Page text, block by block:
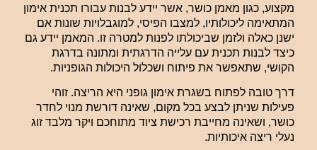
מקצוע, כגון מאמן כושר, אשר יידע לבנות עבורו תכנית אימון
המתאימה ליכולותיו, למצבו הפיסי, למוגבלויות שונות אם
ישנן כאלה ולזמן שביכולתו לפנות למטרה זו. המאמן יידע גם
כיצד לבנות תכנית עם עלייה הדרגתית ומתונה בדרגת
הקושי, שתאפשר את פיתוח ושכלול היכולות הגופניות.
דרך טובה לפתוח בשגרת אימון גופני היא הריצה. זוהי
פעילות שניתן לבצע בכל מקום, שאינה דורשת מנוי לחדר
כושר, ושאינה מחייבת רכישת ציוד מתוחכם ויקר מלבד זוג
נעלי ריצה איכותיות.